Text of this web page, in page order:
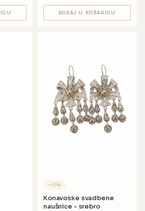
DODAJ U KOŠARICU
−45%
Konavoske svadbene
naušnice - srebro